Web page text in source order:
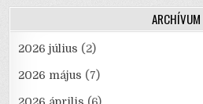
ARCHÍVUM
2026 július (2)
2026 május (7)